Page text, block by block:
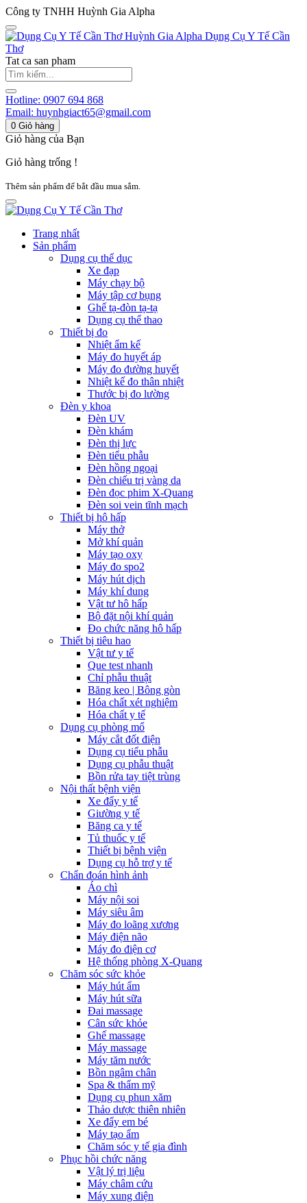
Công ty TNHH Huỳnh Gia Alpha
Huỳnh Gia Alpha Dụng Cụ Y Tế Cần
Thơ
Tat ca san pham
Hotline: 0907 694 868
Email: huynhgiact65@gmail.com
0 Giỏ hàng
Giỏ hàng của Bạn
Giỏ hàng trống !
Thêm sản phẩm để bắt đầu mua sắm.
Trang nhất
Sản phẩm
Dụng cụ thể dục
Xe đạp
Máy chạy bộ
Máy tập cơ bụng
Ghế tạ-đòn tạ-tạ
Dụng cụ thể thao
Thiết bị đo
Nhiệt ẩm kế
Máy đo huyết áp
Máy đo đường huyết
Nhiệt kế đo thân nhiệt
Thước bị đo lường
Đèn y khoa
Đèn UV
Đèn khám
Đèn thị lực
Đèn tiểu phẫu
Đèn hồng ngoại
Đèn chiếu trị vàng da
Đèn đọc phim X-Quang
Đèn soi vein tĩnh mạch
Thiết bị hô hấp
Máy thở
Mở khí quản
Máy tạo oxy
Máy đo spo2
Máy hút dịch
Máy khí dung
Vật tư hô hấp
Bộ đặt nội khí quản
Đo chức năng hô hấp
Thiết bị tiêu hao
Vật tư y tế
Que test nhanh
Chỉ phẫu thuật
Băng keo | Bông gòn
Hóa chất xét nghiệm
Hóa chất y tế
Dụng cụ phòng mổ
Máy cắt đốt điện
Dụng cụ tiểu phẫu
Dụng cụ phẫu thuật
Bồn rửa tay tiệt trùng
Nội thất bệnh viện
Xe đẩy y tế
Giường y tế
Băng ca y tế
Tủ thuốc y tế
Thiết bị bệnh viện
Dụng cụ hỗ trợ y tế
Chẩn đoán hình ảnh
Áo chì
Máy nội soi
Máy siêu âm
Máy đo loãng xương
Máy điện não
Máy đo điện cơ
Hệ thống phòng X-Quang
Chăm sóc sức khỏe
Máy hút ẩm
Máy hút sữa
Đai massage
Cân sức khỏe
Ghế massage
Máy massage
Máy tăm nước
Bồn ngâm chân
Spa & thẩm mỹ
Dụng cụ phun xăm
Thảo dược thiên nhiên
Xe đẩy em bé
Máy tạo ẩm
Chăm sóc y tế gia đình
Phục hồi chức năng
Vật lý trị liệu
Máy châm cứu
Máy xung điện